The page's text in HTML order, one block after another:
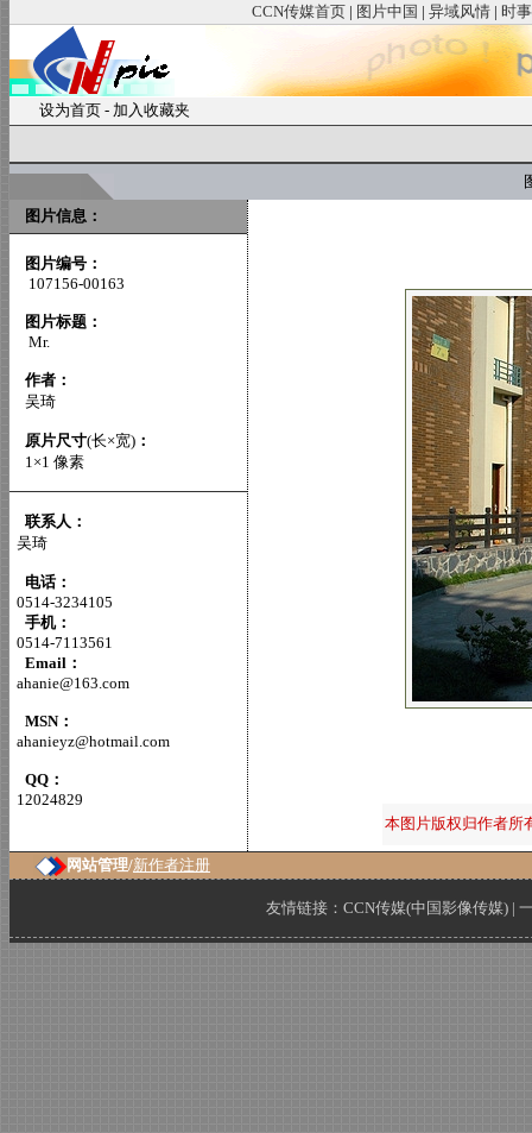
CCN传媒首页 | 图片中国 | 异域风情 | 时
设为首页 - 加入收藏夹
图片信息：
图片编号：
107156-00163
图片标题：
Mr.
作者：
吴琦
原片尺寸(长×宽) ：
1×1 像素
联系人：
吴琦
电话：
0514-3234105
手机：
0514-7113561
Email：
ahanie@163.com
MSN：
ahanieyz@hotmail.com
QQ：
12024829
本图片版权归作者所
网站管理/新作者注册
友情链接： CCN传媒(中国影像传媒) |